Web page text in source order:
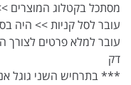
מסתכל בקטלוג המוצרים >>
עובר לסל קניות >> היה בסל 31
דק
*** בתרחיש השני גוגל